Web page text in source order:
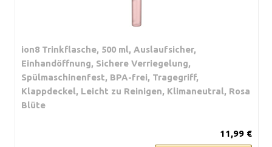
ion8 Trinkflasche, 500 ml, Auslaufsicher,
Einhandöffnung, Sichere Verriegelung,
Spülmaschinenfest, BPA-frei, Tragegriff,
Klappdeckel, Leicht zu Reinigen, Klimaneutral, Rosa
Blüte
11,99 €